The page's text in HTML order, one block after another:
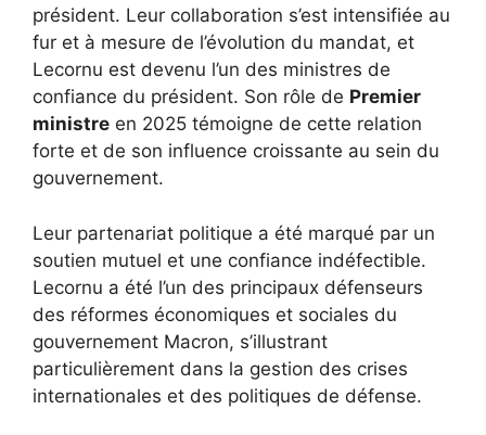
président. Leur collaboration s’est intensifiée au
fur et à mesure de l’évolution du mandat, et
Lecornu est devenu l’un des ministres de
confiance du président. Son rôle de Premier
ministre en 2025 témoigne de cette relation
forte et de son influence croissante au sein du
gouvernement.
Leur partenariat politique a été marqué par un
soutien mutuel et une confiance indéfectible.
Lecornu a été l’un des principaux défenseurs
des réformes économiques et sociales du
gouvernement Macron, s’illustrant
particulièrement dans la gestion des crises
internationales et des politiques de défense.